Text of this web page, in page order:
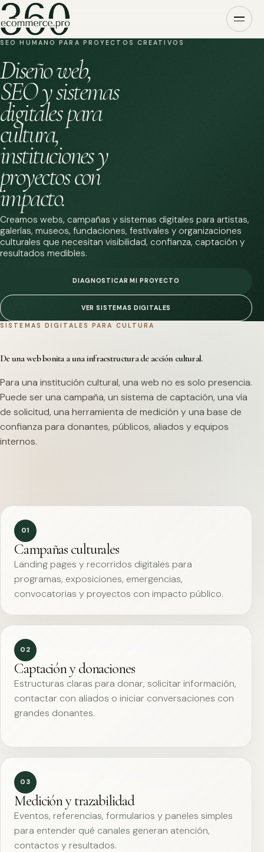
SEO HUMANO PARA PROYECTOS CREATIVOS
Diseño web,
SEO y sistemas
digitales para
cultura,
instituciones y
proyectos con
impacto.
Creamos webs, campañas y sistemas digitales para artistas,
galerías, museos, fundaciones, festivales y organizaciones
culturales que necesitan visibilidad, confianza, captación y
resultados medibles.
DIAGNOSTICAR MI PROYECTO
VER SISTEMAS DIGITALES
SISTEMAS DIGITALES PARA CULTURA
De una web bonita a una infraestructura de acción cultural.
Para una institución cultural, una web no es solo presencia.
Puede ser una campaña, un sistema de captación, una vía
de solicitud, una herramienta de medición y una base de
confianza para donantes, públicos, aliados y equipos
internos.
01
Campañas culturales
Landing pages y recorridos digitales para
programas, exposiciones, emergencias,
convocatorias y proyectos con impacto público.
02
Captación y donaciones
Estructuras claras para donar, solicitar información,
contactar con aliados o iniciar conversaciones con
grandes donantes.
03
Medición y trazabilidad
Eventos, referencias, formularios y paneles simples
para entender qué canales generan atención,
contactos y resultados.